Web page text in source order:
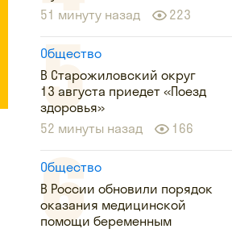
51 минуту назад
223
Общество
В Старожиловский округ
13 августа приедет «Поезд
здоровья»
52 минуты назад
166
Общество
В России обновили порядок
оказания медицинской
помощи беременным